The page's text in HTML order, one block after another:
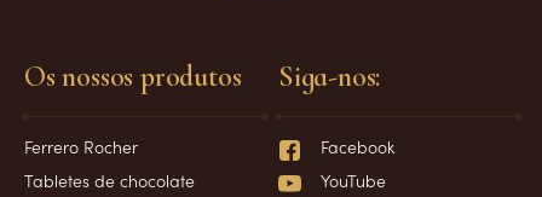
Os nossos produtos
Ferrero Rocher
Tabletes de chocolate
Siga-nos:
Facebook
YouTube